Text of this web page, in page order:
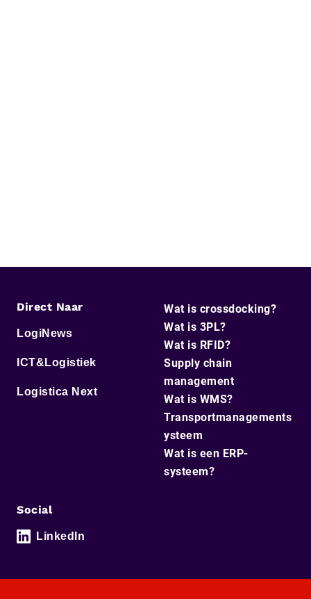
Direct Naar
LogiNews
ICT&Logistiek
Logistica Next
Wat is crossdocking?
Wat is 3PL?
Wat is RFID?
Supply chain
management
Wat is WMS?
Transportmanagements
ysteem
Wat is een ERP-
systeem?
Social
LinkedIn